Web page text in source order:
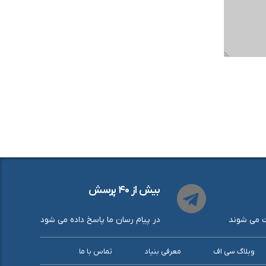
می شوند
بیش از ۴۰ پرسش
در پیام رسان ما پاسخ داده می شود
وبلاگ سی اف معرفی بنیاد تماس با ما